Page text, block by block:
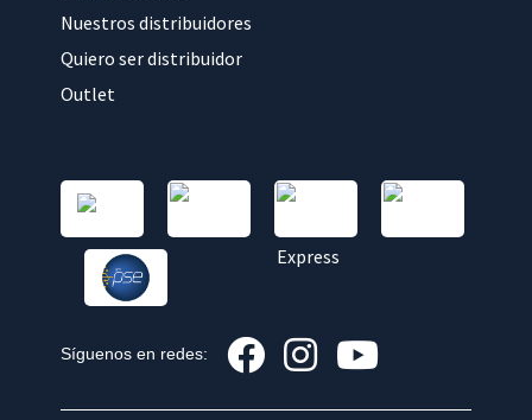
Nuestros distribuidores
Quiero ser distribuidor
Outlet
Síguenos en redes: